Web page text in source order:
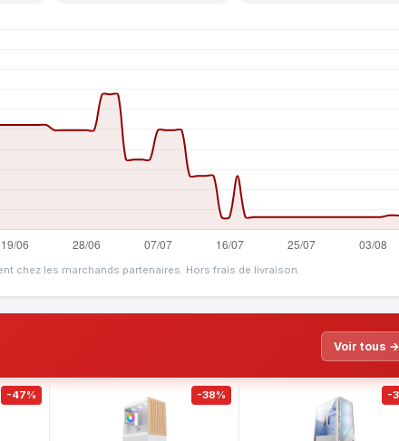
chez les marchands partenaires. Hors frais de livraison.
Voir tous →
-47% -38% -